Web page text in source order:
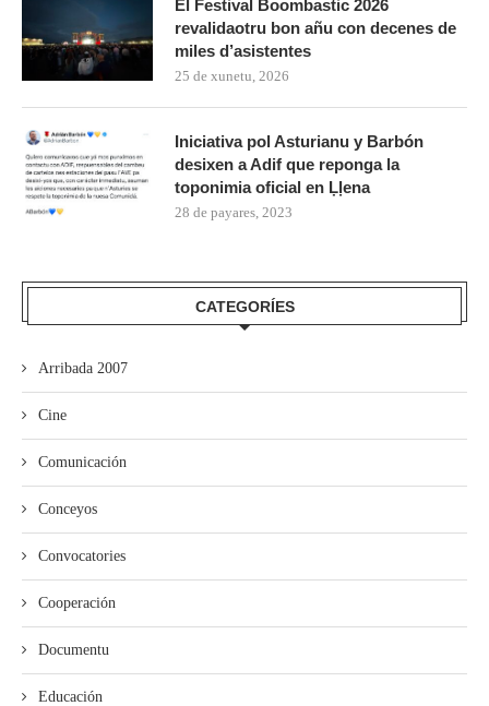
El Festival Boombastic 2026
revalidaotru bon añu con decenes de
miles d’asistentes
25 de xunetu, 2026
Iniciativa pol Asturianu y Barbón
desixen a Adif que reponga la
toponimia oficial en Ḷḷena
28 de payares, 2023
CATEGORÍES
Arribada 2007
Cine
Comunicación
Conceyos
Convocatories
Cooperación
Documentu
Educación